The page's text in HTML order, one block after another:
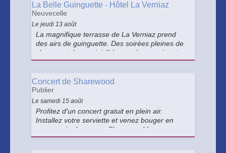
La Belle Guinguette - Hôtel La Verniaz
Neuvecelle
Le jeudi 13 août
La magnifique terrasse de La Verniaz prend
des airs de guinguette. Des soirées pleines de
charme et de convivialité pour danser, rire et
profiter de l'été, avec orchestre live et
Concert de Sharewood
Publier
Le samedi 15 août
Profitez d'un concert gratuit en plein air.
Installez votre serviette et venez bouger en
compagnie du groupe Sharewood !